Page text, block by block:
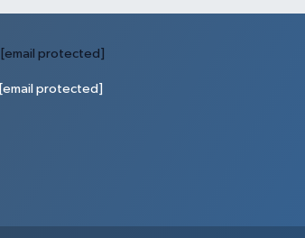
[email protected]
[email protected]